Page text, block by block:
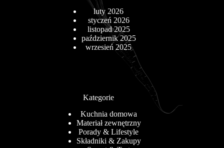
luty 2026
styczeń 2026
listopad 2025
październik 2025
wrzesień 2025
Kategorie
Kuchnia domowa
Materiał zewnętrzny
Porady & Lifestyle
Składniki & Zakupy